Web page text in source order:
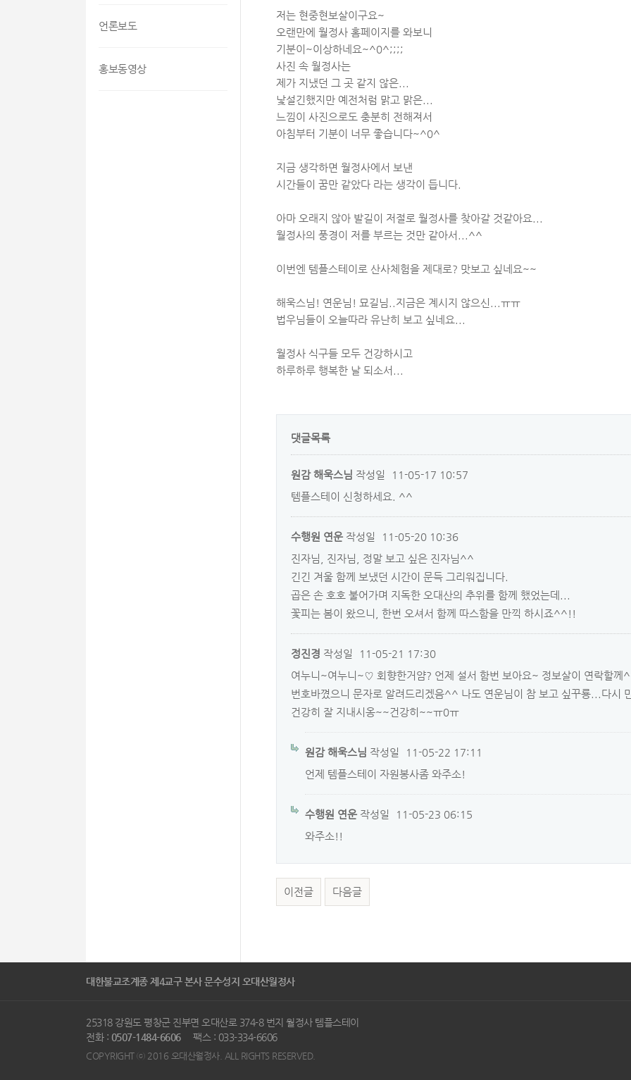
언론보도
홍보동영상
저는 현중현보살이구요~
오랜만에 월정사 홈페이지를 와보니
기분이~이상하네요~^0^;;;;
사진 속 월정사는
제가 지냈던 그 곳 같지 않은...
낯설긴했지만 예전처럼 맑고 맑은...
느낌이 사진으로도 충분히 전해져서
아침부터 기분이 너무 좋습니다~^0^
지금 생각하면 월정사에서 보낸
시간들이 꿈만 같았다 라는 생각이 듭니다.
아마 오래지 않아 발길이 저절로 월정사를 찾아갈 것같아요...
월정사의 풍경이 저를 부르는 것만 같아서...^^
이번엔 템플스테이로 산사체험을 제대로? 맛보고 싶네요~~
해욱스님! 연운님! 묘길님..지금은 계시지 않으신...ㅠㅠ
법우님들이 오늘따라 유난히 보고 싶네요...
월정사 식구들 모두 건강하시고
하루하루 행복한 날 되소서...
댓글목록
원감 해욱스님 작성일
11-05-17 10:57
템플스테이 신청하세요. ^^
수행원 연운작성일
11-05-20 10:36
진자님, 진자님, 정말 보고 싶은 진자님^^
긴긴 겨울 함께 보냈던 시간이 문득 그리워집니다.
곱은 손 호호 불어가며 지독한 오대산의 추위를 함께 했었는데...
꽃피는 봄이 왔으니, 한번 오셔서 함께 따스함을 만끽 하시죠^^!!
정진경 작성일
11-05-21 17:30
여누니~여누니~♡ 회향한거얌? 언제 설서 함번 보아요~ 정보살이 연락할께
번호바꼈으니 문자로 알려드리겠음^^ 나도 연운님이 참 보고 싶꾸룡...다시
건강히 잘 지내시옹~~건강히~~ㅠ0ㅠ
원감 해욱스님 작성일
11-05-22 17:11
언제 템플스테이 자원봉사좀 와주소!
수행원 연운 작성일
11-05-23 06:15
와주소!!
이전글 다음글
대한불교조계종 제4교구 본사 문수성지 오대산월정사
25318 강원도 평창군 진부면 오대산로 374-8 번지 월정사 템플스테이
전화 : 0507-1484-6606팩스 : 033-334-6606
COPYRIGHT ⓒ 2016 오대산월정사. ALL RIGHTS RESERVED.